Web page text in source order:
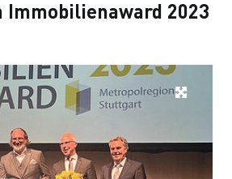
2023